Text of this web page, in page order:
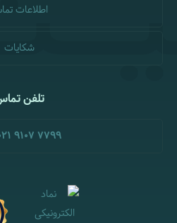
اطلاعات
شکایات
تلفن
9107 7799